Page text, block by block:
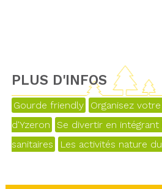
PLUS D'INFOS
Gourde friendly
Organisez
d'Yzeron
Se divertir en
sanitaires
Les activités nature